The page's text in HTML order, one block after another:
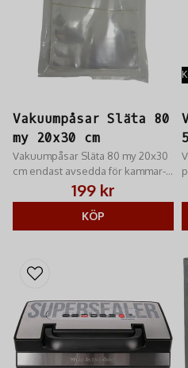
Vakuumpåsar Släta 80
my 20x30 cm
Vakuumpåsar Släta 80 my 20x30
cm endast avsedda för kammar-
vakuumförpackare
199 kr
KÖP